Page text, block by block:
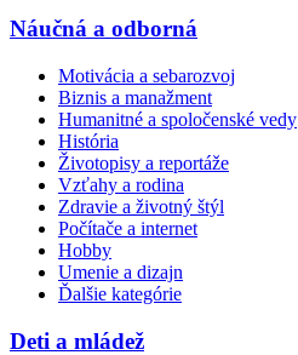
Náučná a odborná
Motivácia a sebarozvoj
Biznis a manažment
Humanitné a spoločenské vedy
História
Životopisy a reportáže
Vzťahy a rodina
Zdravie a životný štýl
Počítače a internet
Hobby
Umenie a dizajn
Ďalšie kategórie
Deti a mládež